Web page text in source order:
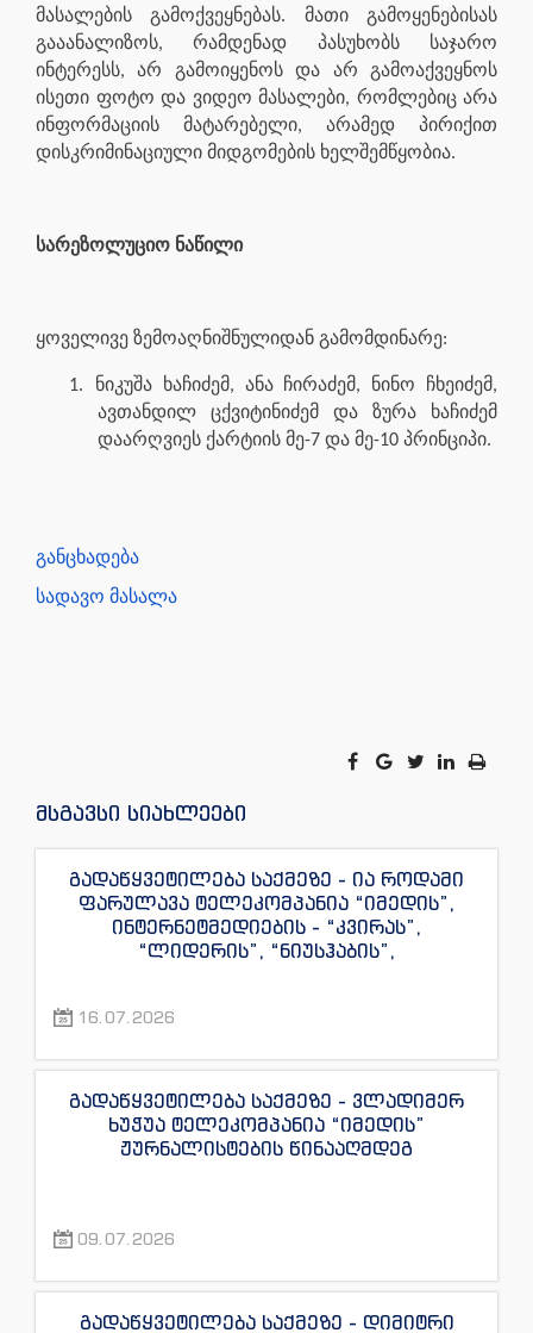
მასალების გამოქვეყნებას. მათი გამოყენებისას
გააანალიზოს, რამდენად პასუხობს საჯარო
ინტერესს, არ გამოიყენოს და არ გამოაქვეყნოს
ისეთი ფოტო და ვიდეო მასალები, რომლებიც არა
ინფორმაციის მატარებელი, არამედ პირიქით
დისკრიმინაციული მიდგომების ხელშემწყობია.
სარეზოლუციო ნაწილი
ყოველივე ზემოაღნიშნულიდან გამომდინარე:
1.
ნიკუშა ხაჩიძემ, ანა ჩირაძემ, ნინო ჩხეიძემ,
ავთანდილ ცქვიტინიძემ და ზურა ხაჩიძემ
დაარღვიეს ქარტიის მე-7 და მე-10 პრინციპი.
განცხადება
სადავო მასალა
მსგავსი სიახლეები
გადაწყვეტილება საქმეზე - ია როდამი
ფარულავა ტელეკომპანია “იმედის”,
ინტერნეტმედიების - “კვირას”,
“ლიდერის”, “ნიუსჰაბის”,
“ექსკლუზივტივის” ჟურნალისტების
16.07.2026
გადაწყვეტილება საქმეზე - ვლადიმერ
ხუჭუა ტელეკომპანია “იმედის”
ჟურნალისტების წინააღმდეგ
09.07.2026
გადაწყვეტილება საქმეზე - დიმიტრი